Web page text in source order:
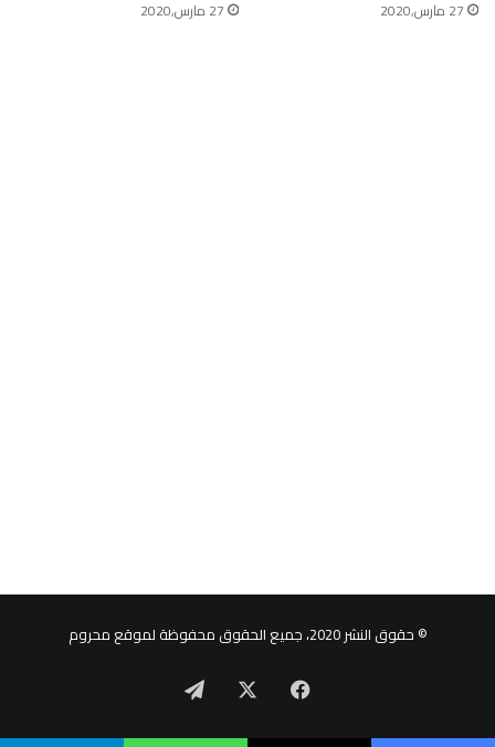
27 مارس,2020 27 مارس,2020
© حقوق النشر 2020، جميع الحقوق محفوظة لموقع محروم
فيسبوك تيلقرام